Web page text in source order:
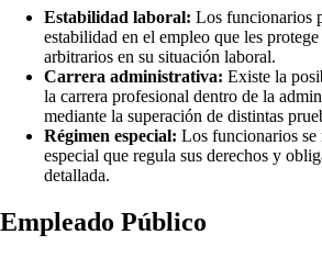
Estabilidad laboral: Los funcionarios
estabilidad en el empleo que les
arbitrarios en su situación laboral.
Carrera administrativa: Existe la
la carrera profesional dentro de la
mediante la superación de distintas
Régimen especial: Los funcionarios se
especial que regula sus derechos y
detallada.
Empleado Público